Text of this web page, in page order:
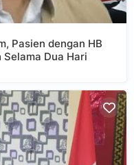
Pasien dengan HB
Dua Hari